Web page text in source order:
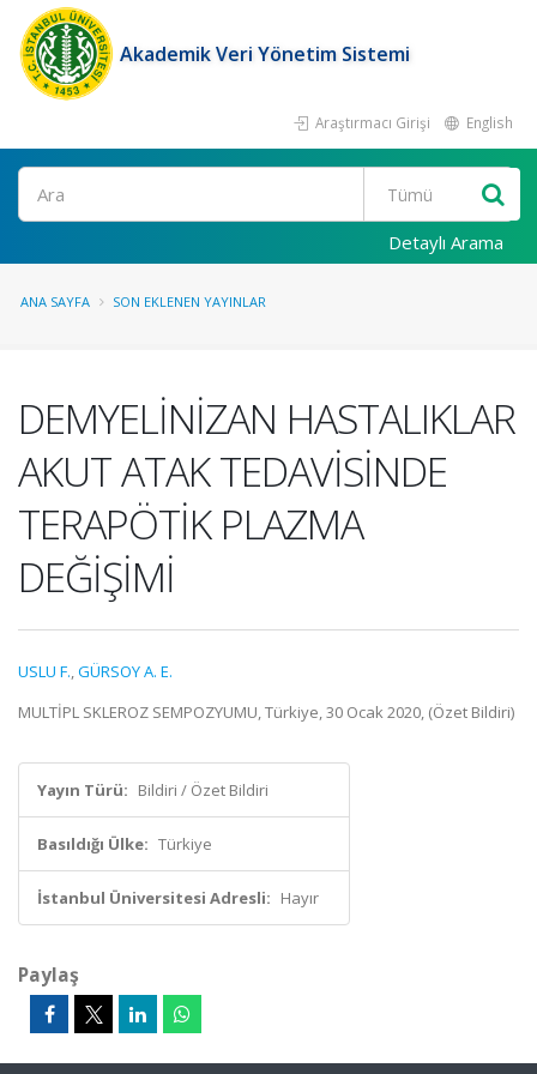
Akademik Veri Yönetim Sistemi
Araştırmacı Girişi English
Ara
Detaylı Arama
ANA SAYFA SON EKLENEN YAYINLAR
DEMYELİNİZAN HASTALIKLAR
AKUT ATAK TEDAVİSİNDE
TERAPÖTİK PLAZMA
DEĞİŞİMİ
USLU F.,GÜRSOY A. E.
MULTİPL SKLEROZ SEMPOZYUMU, Türkiye, 30 Ocak 2020, (Özet Bildiri)
Yayın Türü: Bildiri / Özet Bildiri
Basıldığı Ülke: Türkiye
İstanbul Üniversitesi Adresli: Hayır
Paylaş